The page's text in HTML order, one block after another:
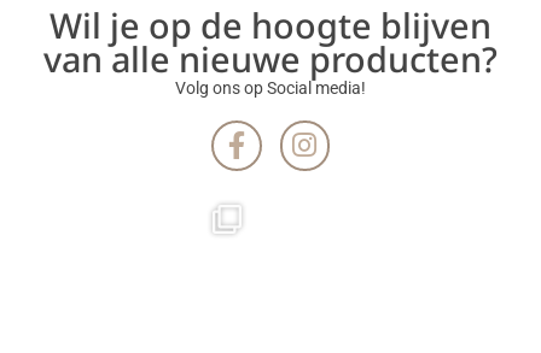
Wil je op de hoogte blijven
van alle nieuwe producten?
Volg ons op Social media!